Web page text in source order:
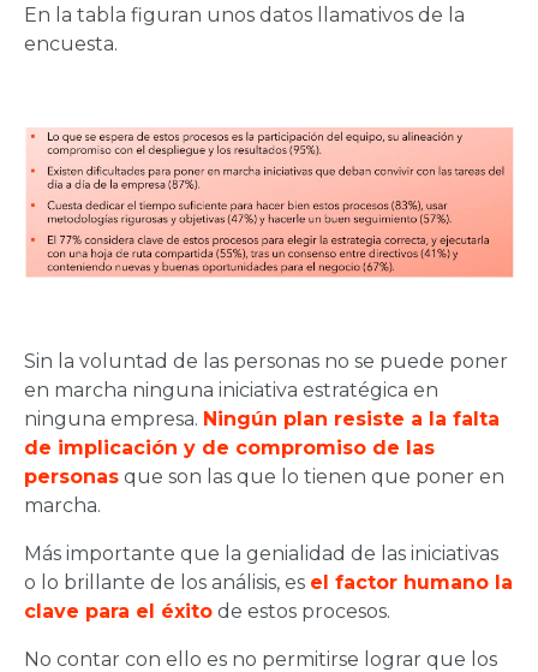
En la tabla figuran unos datos llamativos de la
encuesta.
Sin la voluntad de las personas no se puede poner
en marcha ninguna iniciativa estratégica en
ninguna empresa. Ningún plan resiste a la falta
de implicación y de compromiso de las
personas que son las que lo tienen que poner en
marcha.
Más importante que la genialidad de las iniciativas
o lo brillante de los análisis, es el factor humano la
clave para el éxito de estos procesos.
No contar con ello es no permitirse lograr que los